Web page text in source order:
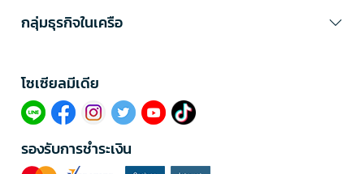
กลุ่มธุรกิจในเครือ
โซเซียลมีเดีย​
รองรับการชำระเงิน